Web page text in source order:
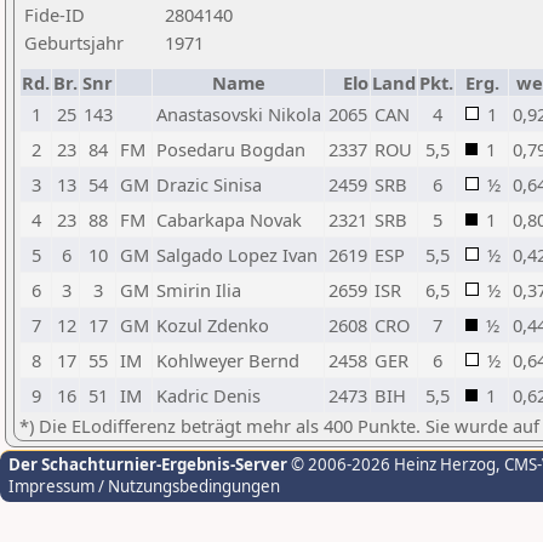
Fide-ID
2804140
Geburtsjahr
1971
Rd. Br. Snr Name Elo Land Pkt. Erg.
we
1
25 143 Anastasovski Nikola 2065 CAN 4 1
2
23 84 FM Posedaru Bogdan 2337 ROU 5,5 1
3
13 54 GM Drazic Sinisa 2459 SRB 6 ½
4
23 88 FM Cabarkapa Novak 2321 SRB 5 1
5
6 10 GM Salgado Lopez Ivan 2619 ESP 5,5 ½
6
3 3 GM Smirin Ilia 2659 ISR 6,5 ½
7
12 17 GM Kozul Zdenko 2608 CRO 7 ½
8
17 55 IM Kohlweyer Bernd 2458 GER 6 ½
9
16 51 IM Kadric Denis 2473 BIH 5,5 1
*) Die ELodifferenz beträgt mehr als 400 Punkte. Sie wurde
Der Schachturnier-Ergebnis-Server© 2006-2026 Heinz Herzog,
Impressum / Nutzungsbedingungen